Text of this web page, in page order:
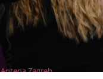
Antena Zagreb